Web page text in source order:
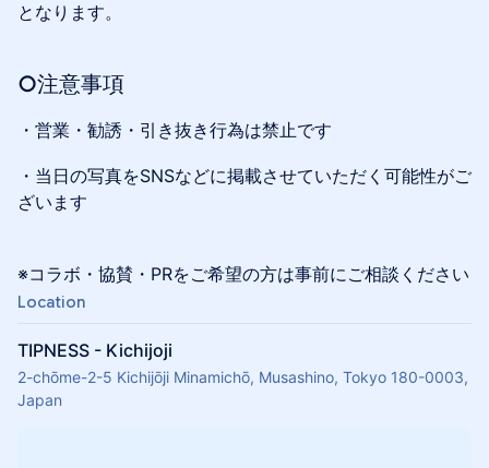
となります。
○注意事項
・営業・勧誘・引き抜き行為は禁止です
・当日の写真をSNSなどに掲載させていただく可能性がご
ざいます
※コラボ・協賛・PRをご希望の方は事前にご相談ください
Location
TIPNESS - Kichijoji
2-chōme-2-5 Kichijōji Minamichō, Musashino, Tokyo 180-0003,
Japan